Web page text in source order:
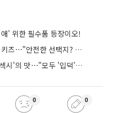
' 위한 필수품 등장이오!
이것저것 '다 되는' 스트레이 키즈⋯"안전한 선택지? 도전이 재밌죠"
나우즈, 올여름 물들일 '제로섹시'의 맛⋯"모두 '입덕'시킬 것"
0 0